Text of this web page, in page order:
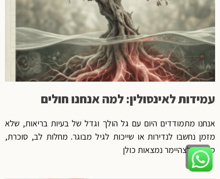
עמידות לאינסולין: למה אנחנו חולים
אנחנו מתמודדים היום עם גל הולך וגדל של בעיות בריאות, שלא
מזמן נחשבו לנדירות או שייכות לגיל מבוגר. מחלות לב, סוכרת,
סרטן ואלצהיימר נמצאות כולן
גלילה
לראש
העמוד